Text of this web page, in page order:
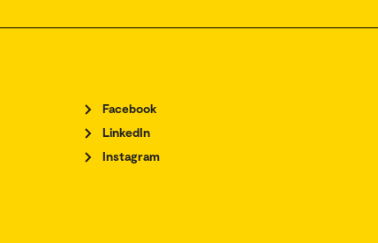
Facebook
LinkedIn
Instagram